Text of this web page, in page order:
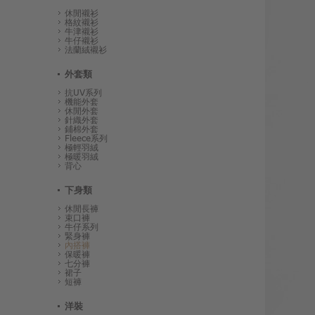
休閒襯衫
格紋襯衫
牛津襯衫
牛仔襯衫
法蘭絨襯衫
外套類
抗UV系列
機能外套
休閒外套
針織外套
鋪棉外套
Fleece系列
極輕羽絨
極暖羽絨
背心
下身類
休閒長褲
束口褲
牛仔系列
緊身褲
內搭褲
保暖褲
七分褲
裙子
短褲
洋裝